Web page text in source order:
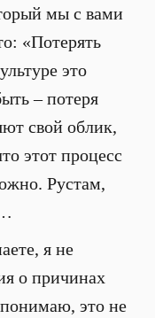
мы с вами
«Потерять
это
– потеря
свой облик,
этот процесс
Рустам,
я не
о причинах
это не